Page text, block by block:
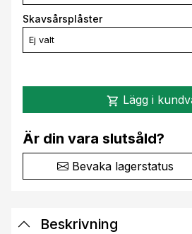
Skavsårsplåster
Ej valt
shopping_cart Lägg i
Är din vara slutsåld?
Bevaka lagerstatus
Beskrivning